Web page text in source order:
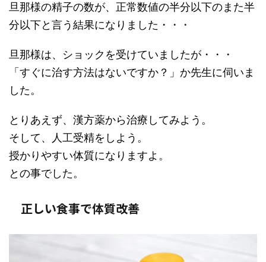
旦那様の精子の数が、正常数値の半分以下のまた半
分以下と言う結果になりました・・・
旦那様は、ショックを受けていましたが・・・
「すぐに治す方法はないですか？」か先生に伺いま
した。
とりあえず、漢方薬から治療してみよう。
そして、人工受精をしよう。
授かりやすい体質になりますよ。
との事でした。
正しい食事で体質改善